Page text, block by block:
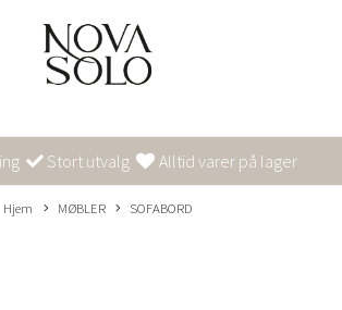
Stort utvalg Alltid varer på lager
Hjem MØBLER SOFABORD